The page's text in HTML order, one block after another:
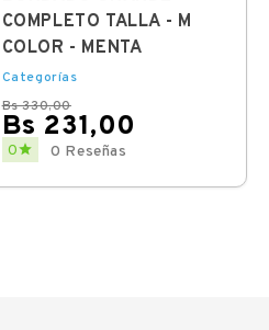
COMPLETO TALLA - M
COLOR - MENTA
Categorías
Bs 330,00
Bs 231,00
Regular
price
Price
0 0 Reseñas